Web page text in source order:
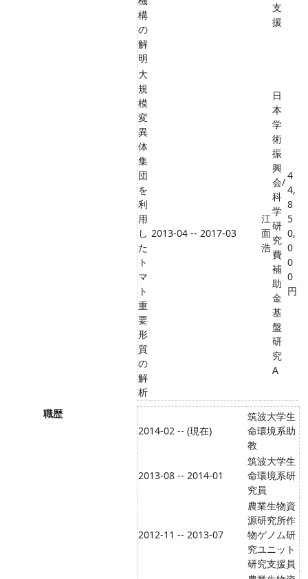
構
の
解
明
支
援
大
規
模
変
異
体
集
団
を
利
用
し
た
ト
マ
ト
重
要
形
質
の
解
析
2013-04 -- 2017-03
江
面
浩
日
本
学
術
振
興
会/
科
学
研
究
費
補
助
金
基
盤
研
究
A
4
4,
8
5
0,
0
0
0
円
職歴
2014-02 -- (現在)
筑波大学生
命環境系助
教
2013-08 -- 2014-01
筑波大学生
命環境系研
究員
2012-11 -- 2013-07
農業生物資
源研究所作
物ゲノム研
究ユニット
研究支援員